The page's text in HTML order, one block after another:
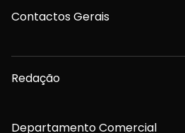
Contactos Gerais
Redação
Departamento Comercial